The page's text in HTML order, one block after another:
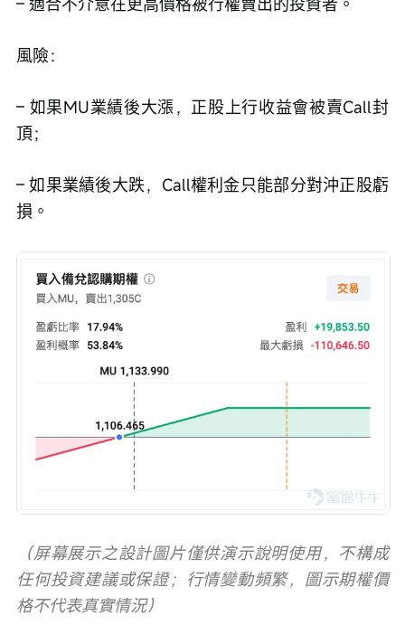
風險：
– 如果MU業績後大漲，正股上行收益會被賣Call封
頂；
– 如果業績後大跌，Call權利金只能部分對沖正股虧
損。
（屏幕展示之設計圖片僅供演示說明使用，不構成
任何投資建議或保證；行情變動頻繁，圖示期權價
格不代表真實情況）